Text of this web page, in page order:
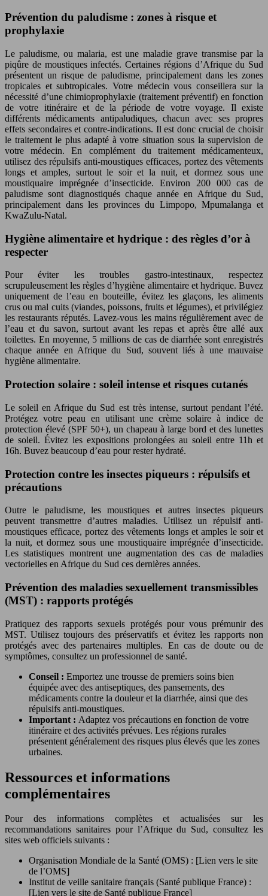
Prévention du paludisme : zones à risque et
prophylaxie
Le paludisme, ou malaria, est une maladie grave transmise par la
piqûre de moustiques infectés. Certaines régions d’Afrique du Sud
présentent un risque de paludisme, principalement dans les zones
tropicales et subtropicales. Votre médecin vous conseillera sur la
nécessité d’une chimioprophylaxie (traitement préventif) en fonction
de votre itinéraire et de la période de votre voyage. Il existe
différents médicaments antipaludiques, chacun avec ses propres
effets secondaires et contre-indications. Il est donc crucial de choisir
le traitement le plus adapté à votre situation sous la supervision de
votre médecin. En complément du traitement médicamenteux,
utilisez des répulsifs anti-moustiques efficaces, portez des vêtements
longs et amples, surtout le soir et la nuit, et dormez sous une
moustiquaire imprégnée d’insecticide. Environ 200 000 cas de
paludisme sont diagnostiqués chaque année en Afrique du Sud,
principalement dans les provinces du Limpopo, Mpumalanga et
KwaZulu-Natal.
Hygiène alimentaire et hydrique : des règles d’or à
respecter
Pour éviter les troubles gastro-intestinaux, respectez
scrupuleusement les règles d’hygiène alimentaire et hydrique. Buvez
uniquement de l’eau en bouteille, évitez les glaçons, les aliments
crus ou mal cuits (viandes, poissons, fruits et légumes), et privilégiez
les restaurants réputés. Lavez-vous les mains régulièrement avec de
l’eau et du savon, surtout avant les repas et après être allé aux
toilettes. En moyenne, 5 millions de cas de diarrhée sont enregistrés
chaque année en Afrique du Sud, souvent liés à une mauvaise
hygiène alimentaire.
Protection solaire : soleil intense et risques cutanés
Le soleil en Afrique du Sud est très intense, surtout pendant l’été.
Protégez votre peau en utilisant une crème solaire à indice de
protection élevé (SPF 50+), un chapeau à large bord et des lunettes
de soleil. Évitez les expositions prolongées au soleil entre 11h et
16h. Buvez beaucoup d’eau pour rester hydraté.
Protection contre les insectes piqueurs : répulsifs et
précautions
Outre le paludisme, les moustiques et autres insectes piqueurs
peuvent transmettre d’autres maladies. Utilisez un répulsif anti-
moustiques efficace, portez des vêtements longs et amples le soir et
la nuit, et dormez sous une moustiquaire imprégnée d’insecticide.
Les statistiques montrent une augmentation des cas de maladies
vectorielles en Afrique du Sud ces dernières années.
Prévention des maladies sexuellement transmissibles
(MST) : rapports protégés
Pratiquez des rapports sexuels protégés pour vous prémunir des
MST. Utilisez toujours des préservatifs et évitez les rapports non
protégés avec des partenaires multiples. En cas de doute ou de
symptômes, consultez un professionnel de santé.
Conseil : Emportez une trousse de premiers soins bien
équipée avec des antiseptiques, des pansements, des
médicaments contre la douleur et la diarrhée, ainsi que des
répulsifs anti-moustiques.
Important : Adaptez vos précautions en fonction de votre
itinéraire et des activités prévues. Les régions rurales
présentent généralement des risques plus élevés que les zones
urbaines.
Ressources et informations
complémentaires
Pour des informations complètes et actualisées sur les
recommandations sanitaires pour l’Afrique du Sud, consultez les
sites web officiels suivants :
Organisation Mondiale de la Santé (OMS) : [Lien vers le site
de l’OMS]
Institut de veille sanitaire français (Santé publique France) :
[Lien vers le site de Santé publique France]